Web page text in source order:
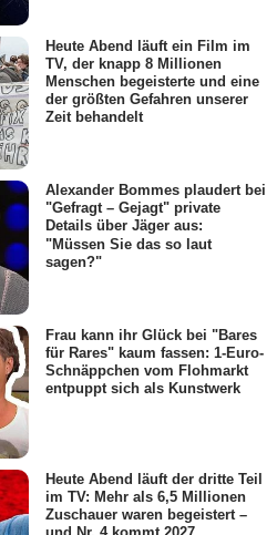
Heute Abend läuft ein Film im
TV, der knapp 8 Millionen
Menschen begeisterte und eine
der größten Gefahren unserer
Zeit behandelt
Alexander Bommes plaudert bei
"Gefragt – Gejagt" private
Details über Jäger aus:
"Müssen Sie das so laut
sagen?"
Frau kann ihr Glück bei "Bares
für Rares" kaum fassen: 1-Euro-
Schnäppchen vom Flohmarkt
entpuppt sich als Kunstwerk
Heute Abend läuft der dritte Teil
im TV: Mehr als 6,5 Millionen
Zuschauer waren begeistert –